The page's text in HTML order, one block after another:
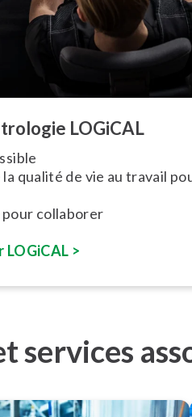
LOGiCAL
qualité de vie au travail
collaborer
LOGiCAL >
services